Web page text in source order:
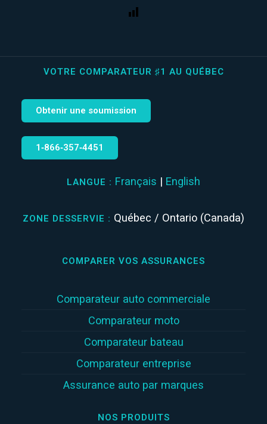
VOTRE COMPARATEUR ♯1 AU QUÉBEC
Obtenir une soumission
1‑866‑357‑4451
LANGUE : Français | English
ZONE DESSERVIE : Québec / Ontario (Canada)
COMPARER VOS ASSURANCES
Comparateur auto commerciale
Comparateur moto
Comparateur bateau
Comparateur entreprise
Assurance auto par marques
NOS PRODUITS